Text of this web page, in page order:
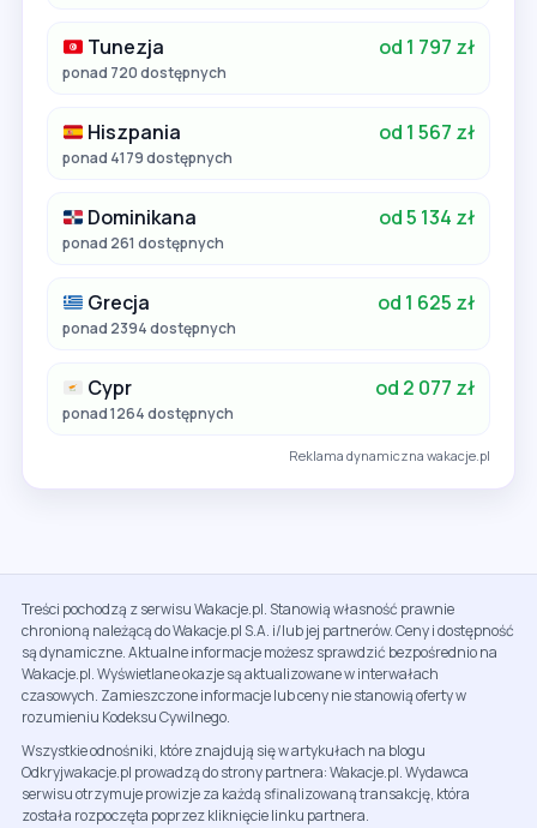
Tunezja od 1 797 zł
ponad 720 dostępnych
Hiszpania od 1 567 zł
ponad 4179 dostępnych
Dominikana od 5 134 zł
ponad 261 dostępnych
Grecja od 1 625 zł
ponad 2394 dostępnych
Cypr od 2 077 zł
ponad 1264 dostępnych
Reklama dynamiczna wakacje.pl
Treści pochodzą z serwisu Wakacje.pl. Stanowią własność prawnie
chronioną należącą do Wakacje.pl S.A. i/lub jej partnerów. Ceny i dostępność
są dynamiczne. Aktualne informacje możesz sprawdzić bezpośrednio na
Wakacje.pl. Wyświetlane okazje są aktualizowane w interwałach
czasowych. Zamieszczone informacje lub ceny nie stanowią oferty w
rozumieniu Kodeksu Cywilnego.
Wszystkie odnośniki, które znajdują się w artykułach na blogu
Odkryjwakacje.pl prowadzą do strony partnera: Wakacje.pl. Wydawca
serwisu otrzymuje prowizje za każdą sfinalizowaną transakcję, która
została rozpoczęta poprzez kliknięcie linku partnera.